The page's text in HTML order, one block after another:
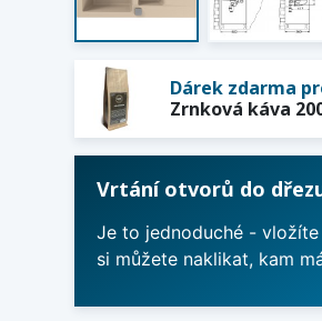
Dárek zdarma
Zrnková káva
Vrtání otvorů do
Je to jednoduché -
si můžete naklikat, kam